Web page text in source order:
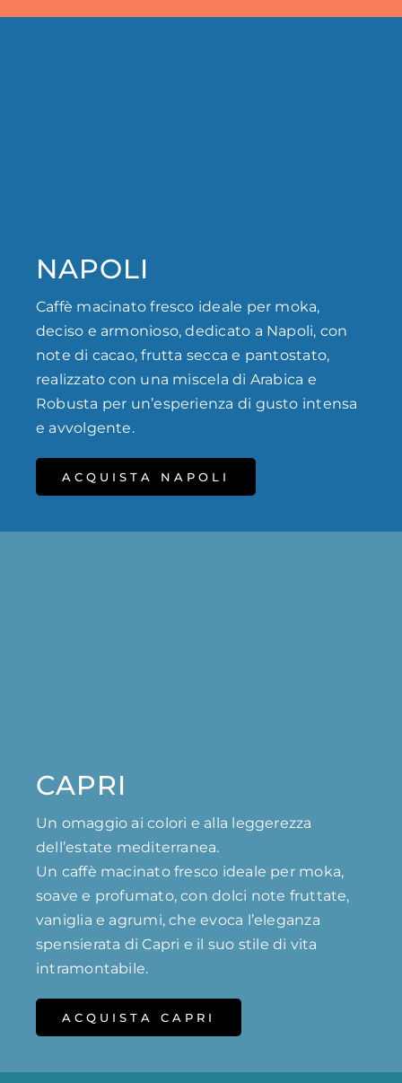
NAPOLI
Caffè macinato fresco ideale per moka,
deciso e armonioso, dedicato a Napoli, con
note di cacao, frutta secca e pantostato,
realizzato con una miscela di Arabica e
Robusta per un’esperienza di gusto intensa
e avvolgente.
ACQUISTA NAPOLI
CAPRI
Un omaggio ai colori e alla leggerezza
dell’estate mediterranea.
Un caffè macinato fresco ideale per moka,
soave e profumato, con dolci note fruttate,
vaniglia e agrumi, che evoca l’eleganza
spensierata di Capri e il suo stile di vita
intramontabile.
ACQUISTA CAPRI